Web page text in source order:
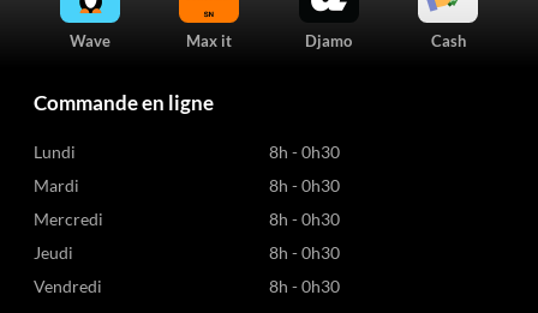
Wave Max it Djamo Cash
Commande en ligne
Lundi
8h - 0h30
Mardi
8h - 0h30
Mercredi
8h - 0h30
Jeudi
8h - 0h30
Vendredi
8h - 0h30